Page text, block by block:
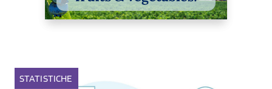
STATISTICHE